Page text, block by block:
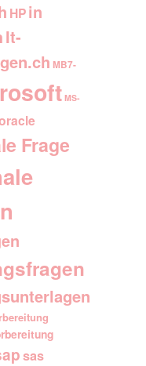
HPin
It-
MB7-
MS-
Frage
sas